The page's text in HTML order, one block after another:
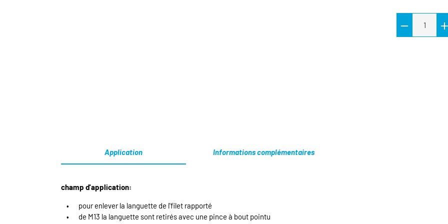
Application Informations complémentaires
champ d'application:
pour enlever la languette de l'filet rapporté
de M13 la languette sont retirés avec une pince à bout pointu